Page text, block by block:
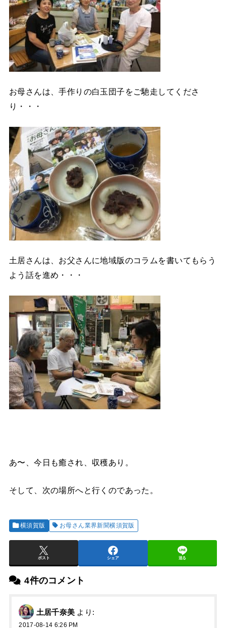
お母さんは、手作りの白玉団子をご馳走してくださ
り・・・
土居さんは、お父さんに地域版のコラムを書いてもらう
よう話を進め・・・
あ〜、今日も癒され、収穫あり。
そして、次の場所へと行くのであった。
横須賀版 お母さん業界新聞横須賀版
ポスト シェア 送る
4件のコメント
土居千奈美 より:
2017-08-14 6:26 PM